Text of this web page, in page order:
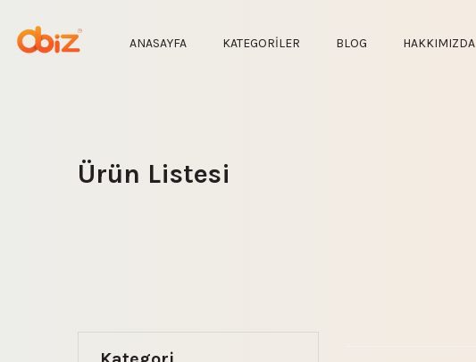
ANASAYFA KATEGORİLER BLOG HAKKIMIZDA
Ürün Listesi